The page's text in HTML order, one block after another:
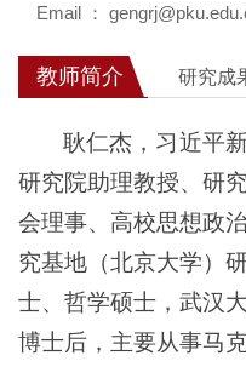
Email ：
教师简介 研究成
耿仁杰，习近平
研究院助理教授、研
会理事、高校思想政
究基地（北京大学）
士、哲学硕士，武汉
博士后，主要从事马